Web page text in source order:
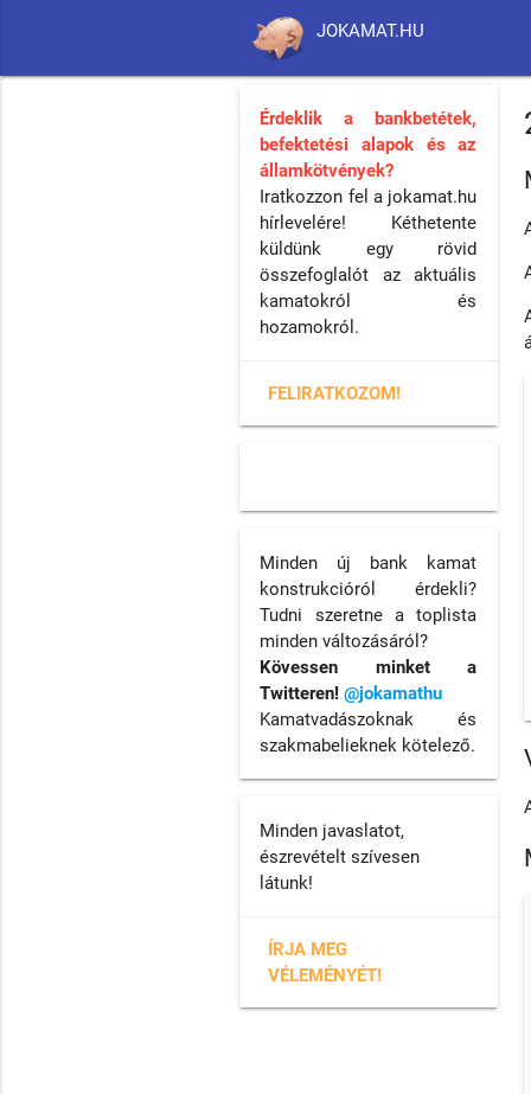
JOKAMAT.HU
Érdeklik a bankbetétek,
befektetési alapok és az
államkötvények?
Iratkozzon fel a jokamat.hu
hírlevelére! Kéthetente
küldünk egy rövid
összefoglalót az aktuális
kamatokról és
hozamokról.
FELIRATKOZOM!
Minden új bank kamat
konstrukcióról érdekli?
Tudni szeretne a toplista
minden változásáról?
Kövessen minket a
Twitteren!@jokamathu
Kamatvadászoknak és
szakmabelieknek kötelező.
Minden javaslatot,
észrevételt szívesen
látunk!
ÍRJA MEG
VÉLEMÉNYÉT!